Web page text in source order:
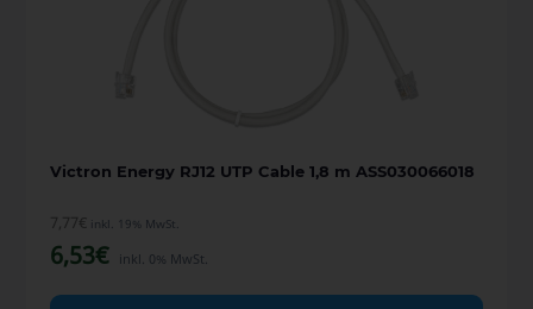
Victron Energy RJ12 UTP Cable 1,8 m ASS030066018
7,77€ inkl. 19% MwSt.
6,53€ inkl. 0% MwSt.